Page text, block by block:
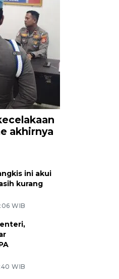
akhirnya
ini akui
kurang
WIB
WIB